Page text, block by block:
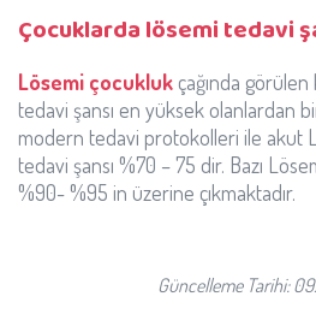
Çocuklarda lösemi tedavi
Lösemi çocukluk çağında
tedavi şansı en yüksek olanlardan
modern tedavi protokolleri ile akut
tedavi şansı %70 – 75 dir. Bazı
%90- %95 in üzerine çıkmaktadır.
Güncelleme Tarihi: